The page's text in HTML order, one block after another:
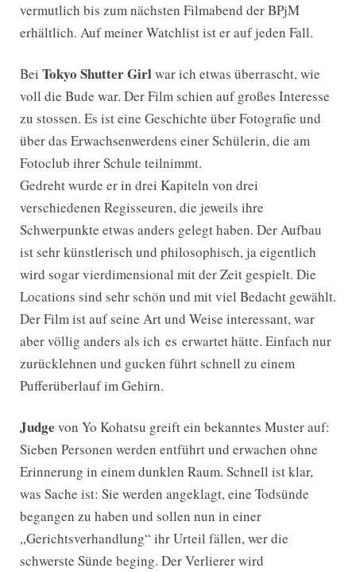
vermutlich bis zum nächsten Filmabend der BPjM
erhältlich. Auf meiner Watchlist ist er auf jeden Fall.
Bei Tokyo Shutter Girlwar ich etwas überrascht, wie
voll die Bude war. Der Film schien auf großes Interesse
zu stossen. Es ist eine Geschichte über Fotografie und
über das Erwachsenwerdens einer Schülerin, die am
Fotoclub ihrer Schule teilnimmt.
Gedreht wurde er in drei Kapiteln von drei
verschiedenen Regisseuren, die jeweils ihre
Schwerpunkte etwas anders gelegt haben. Der Aufbau
ist sehr künstlerisch und philosophisch, ja eigentlich
wird sogar vierdimensional mit der Zeit gespielt. Die
Locations sind sehr schön und mit viel Bedacht gewählt.
Der Film ist auf seine Art und Weise interessant, war
aber völlig anders als ich es erwartet hätte. Einfach nur
zurücklehnen und gucken führt schnell zu einem
Pufferüberlauf im Gehirn.
Judge von Yo Kohatsu greift ein bekanntes Muster auf:
Sieben Personen werden entführt und erwachen ohne
Erinnerung in einem dunklen Raum. Schnell ist klar,
was Sache ist: Sie werden angeklagt, eine Todsünde
begangen zu haben und sollen nun in einer
„Gerichtsverhandlung“ ihr Urteil fällen, wer die
schwerste Sünde beging. Der Verlierer wird